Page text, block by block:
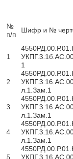
№
п/п
Шифр и №
1
1
2
л.1.Зам.1
3
л.1.Зам.1
4
л.1.Зам.1
5